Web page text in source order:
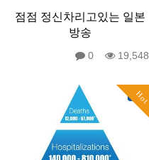
점점 정신차리고있는 일본
방송
0 19,548
Hot